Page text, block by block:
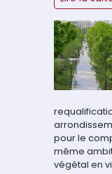
pour le
même
végétal en